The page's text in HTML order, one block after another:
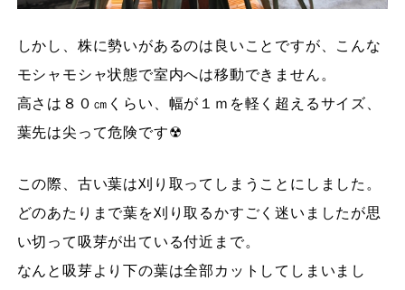
しかし、株に勢いがあるのは良いことですが、こんな
モシャモシャ状態で室内へは移動できません。
高さは８０㎝くらい、幅が１ｍを軽く超えるサイズ、
葉先は尖って危険です☢
この際、古い葉は刈り取ってしまうことにしました。
どのあたりまで葉を刈り取るかすごく迷いましたが思
い切って吸芽が出ている付近まで。
なんと吸芽より下の葉は全部カットしてしまいまし